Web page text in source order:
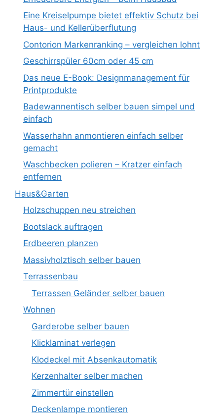
Eine Kreiselpumpe bietet effektiv Schutz bei
Haus- und Kellerüberflutung
Contorion Markenranking – vergleichen lohnt
Geschirrspüler 60cm oder 45 cm
Das neue E-Book: Designmanagement für
Printprodukte
Badewannentisch selber bauen simpel und
einfach
Wasserhahn anmontieren einfach selber
gemacht
Waschbecken polieren – Kratzer einfach
entfernen
Haus&Garten
Holzschuppen neu streichen
Bootslack auftragen
Erdbeeren planzen
Massivholztisch selber bauen
Terrassenbau
Terrassen Geländer selber bauen
Wohnen
Garderobe selber bauen
Klicklaminat verlegen
Klodeckel mit Absenkautomatik
Kerzenhalter selber machen
Zimmertür einstellen
Deckenlampe montieren